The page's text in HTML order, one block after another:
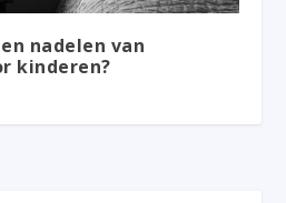
nadelen van
kinderen?